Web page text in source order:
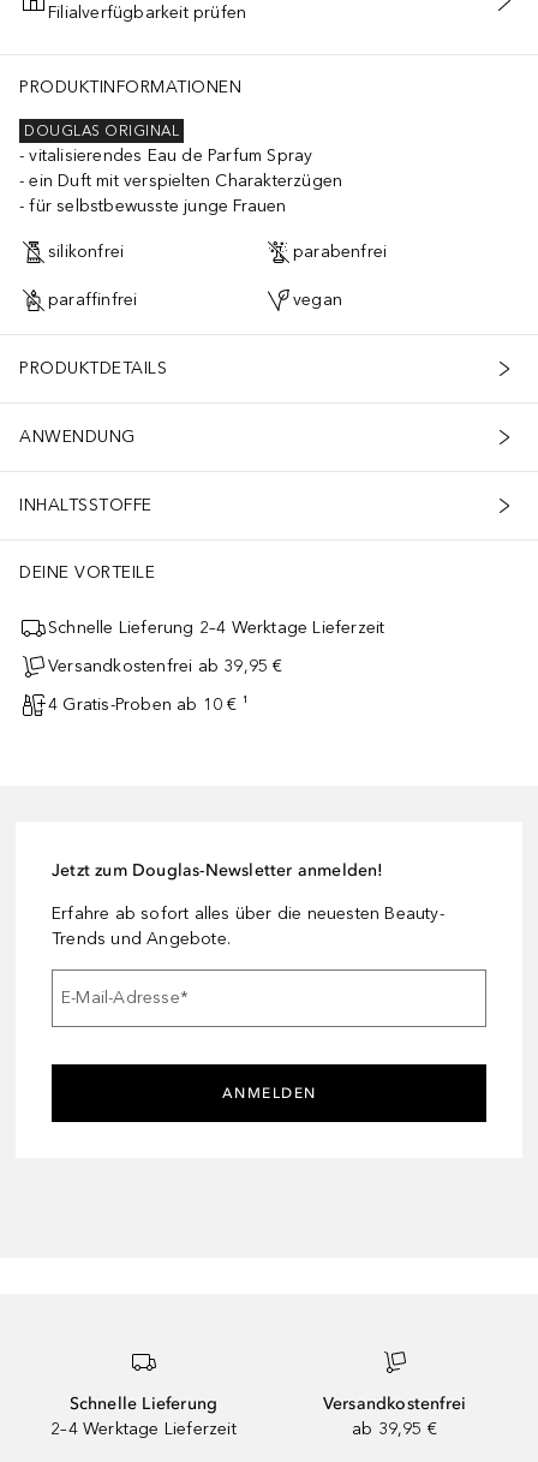
IN DEN WARENKORB
Filialverfügbarkeit prüfen
PRODUKTINFORMATIONEN
DOUGLAS ORIGINAL
vitalisierendes Eau de Parfum Spray
ein Duft mit verspielten Charakterzügen
für selbstbewusste junge Frauen
silikonfrei parabenfrei
paraffinfrei vegan
PRODUKTDETAILS
ANWENDUNG
INHALTSSTOFFE
DEINE VORTEILE
Schnelle Lieferung 2–4 Werktage Lieferzeit
Versandkostenfrei ab 39,95 €
4 Gratis-Proben ab 10 € ¹
Jetzt zum Douglas-Newsletter anmelden!
Erfahre ab sofort alles über die neuesten Beauty-
Trends und Angebote.
E-Mail-Adresse*
ANMELDEN
Schnelle Lieferung
2–4 Werktage Lieferzeit
Versandkostenfrei
ab 39,95 €